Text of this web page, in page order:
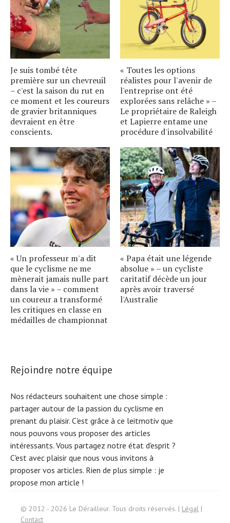
Je suis tombé tête
première sur un chevreuil
– c'est la saison du rut en
ce moment et les coureurs
de gravier britanniques
devraient en être
conscients.
« Toutes les options
réalistes pour l'avenir de
l'entreprise ont été
explorées sans relâche » –
Le propriétaire de Raleigh
et Lapierre entame une
procédure d'insolvabilité
« Un professeur m'a dit
que le cyclisme ne me
mènerait jamais nulle part
dans la vie » – comment
un coureur a transformé
les critiques en classe en
médailles de championnat
« Papa était une légende
absolue » – un cycliste
caritatif décède un jour
après avoir traversé
l'Australie
Rejoindre notre équipe
Nos rédacteurs souhaitent une chose simple :
partager autour de la passion du cyclisme en
prenant du plaisir. C'est grâce à ce leitmotiv que
nous pouvons vous proposer des articles
intéressants. Vous partagez notre état d'esprit ?
C'est avec plaisir que nous vous invitons à
proposer vos articles. Rien de plus simple : je
propose mon article !
© 2012 - 2026 Le Dérailleur. Tous droits réservés. | Légal |
Contact
or: